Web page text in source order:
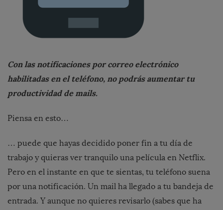
Con las notificaciones por correo electrónico
habilitadas en el teléfono, no podrás aumentar tu
productividad de mails.
Piensa en esto…
… puede que hayas decidido poner fin a tu día de
trabajo y quieras ver tranquilo una película en Netflix.
Pero en el instante en que te sientas, tu teléfono suena
por una notificación. Un mail ha llegado a tu bandeja de
entrada. Y aunque no quieres revisarlo (sabes que ha